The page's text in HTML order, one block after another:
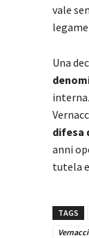
vale
Una
difesa
anni
tutela
TAGS